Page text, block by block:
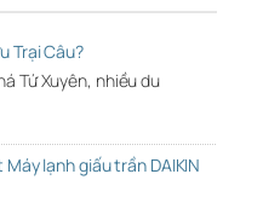
Trại Câu?
Tứ Xuyên, nhiều du
lạnh giấu trần DAIKIN